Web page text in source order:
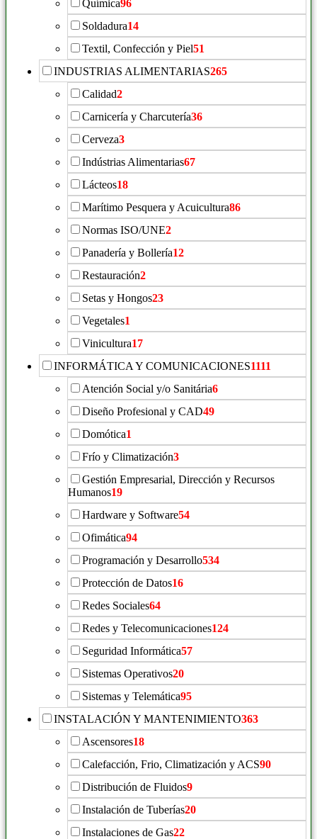
Química96
Soldadura14
Textil, Confección y Piel51
INDUSTRIAS ALIMENTARIAS265
Calidad2
Carnicería y Charcutería36
Cerveza3
Indústrias Alimentarias67
Lácteos18
Marítimo Pesquera y Acuicultura86
Normas ISO/UNE2
Panadería y Bollería12
Restauración2
Setas y Hongos23
Vegetales1
Vinicultura17
INFORMÁTICA Y COMUNICACIONES1111
Atención Social y/o Sanitária6
Diseño Profesional y CAD49
Domótica1
Frío y Climatización3
Gestión Empresarial, Dirección y Recursos
Humanos19
Hardware y Software54
Ofimática94
Programación y Desarrollo534
Protección de Datos16
Redes Sociales64
Redes y Telecomunicaciones124
Seguridad Informática57
Sistemas Operativos20
Sistemas y Telemática95
INSTALACIÓN Y MANTENIMIENTO363
Ascensores18
Calefacción, Frio, Climatización y ACS90
Distribución de Fluidos9
Instalación de Tuberías20
Instalaciones de Gas22